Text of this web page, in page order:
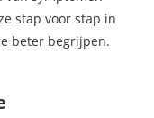
stap voor stap in
beter begrijpen.